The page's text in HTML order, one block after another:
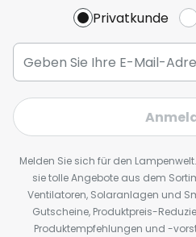
Privatkunde
Melden Sie sich für den
sie tolle Angebote aus dem
Ventilatoren, Solaranlagen und
Gutscheine, Produktpreis-
Produktempfehlungen und -